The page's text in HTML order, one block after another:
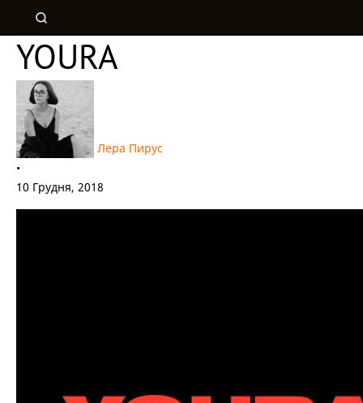
YOURA
Лера Пирус
•
10 Грудня, 2018